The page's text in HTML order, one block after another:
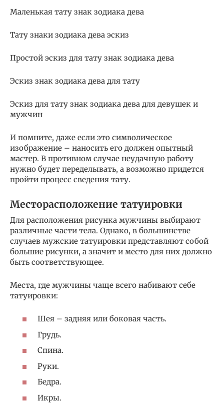
Маленькая тату знак зодиака дева
Тату знаки зодиака дева эскиз
Простой эскиз для тату знак зодиака дева
Эскиз знак зодиака дева для тату
Эскиз для тату знак зодиака дева для девушек и
мужчин
И помните, даже если это символическое
изображение – наносить его должен опытный
мастер. В противном случае неудачную работу
нужно будет переделывать, а возможно придется
пройти процесс сведения тату.
Месторасположение татуировки
Для расположения рисунка мужчины выбирают
различные части тела. Однако, в большинстве
случаев мужские татуировки представляют собой
большие рисунки, а значит и место для них должно
быть соответствующее.
Места, где мужчины чаще всего набивают себе
татуировки:
Шея – задняя или боковая часть.
Грудь.
Спина.
Руки.
Бедра.
Икры.